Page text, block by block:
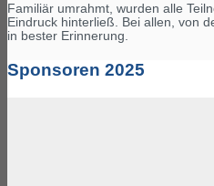
Familiär umrahmt, wurden alle
Eindruck hinterließ. Bei allen, von
in bester Erinnerung.
Sponsoren 2025